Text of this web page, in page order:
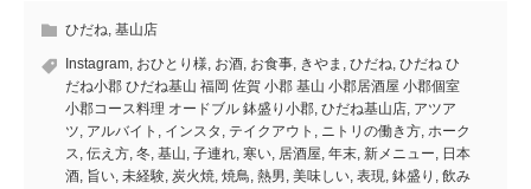
ひだね, 基山店
Instagram, おひとり様, お酒, お食事, きやま , ひだね, ひだね ひ
だね小郡 ひだね基山 福岡 佐賀 小郡 基山 小郡居酒屋 小郡個室
小郡コース料理 オードブル 鉢盛り小郡, ひだね基山店, アツア
ツ, アルバイト , インスタ , テイクアウト , ニトリの働き方, ホーク
ス, 伝え方, 冬, 基山, 子連れ, 寒い, 居酒屋, 年末, 新メニュー, 日本
酒, 旨い, 未経験, 炭火焼, 焼鳥, 熱男, 美味しい, 表現, 鉢盛り , 飲み